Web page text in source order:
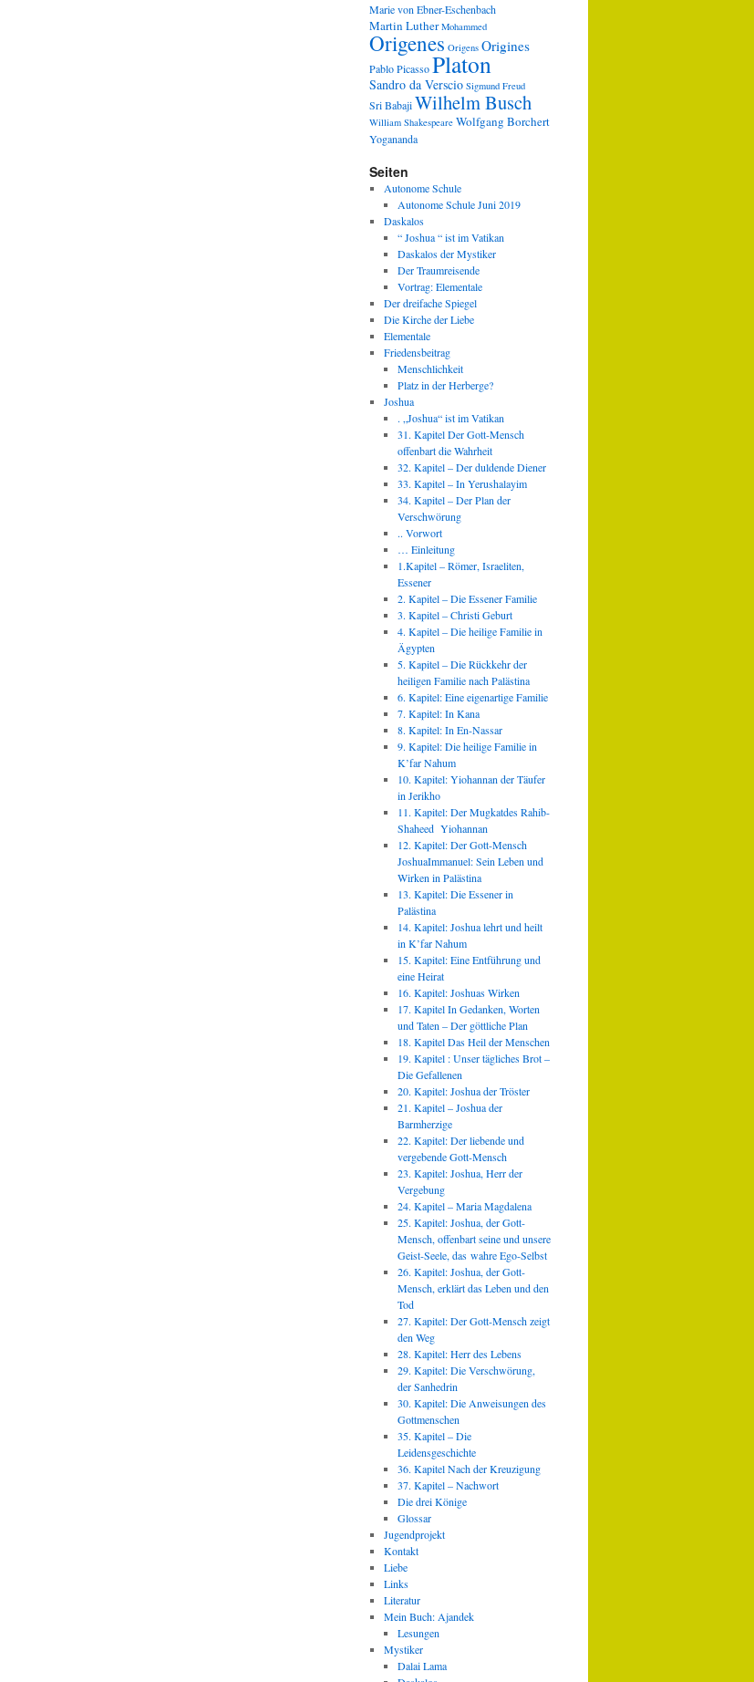
Marie von Ebner-Eschenbach
Martin Luther Mohammed
Origenes Origens Origines
Pablo PicassoPlaton
Sandro da Verscio Sigmund Freud
Sri BabajiWilhelm Busch
William Shakespeare Wolfgang Borchert
Yogananda
Seiten
Autonome Schule
Autonome Schule Juni 2019
Daskalos
“ Joshua “ ist im Vatikan
Daskalos der Mystiker
Der Traumreisende
Vortrag: Elementale
Der dreifache Spiegel
Die Kirche der Liebe
Elementale
Friedensbeitrag
Menschlichkeit
Platz in der Herberge?
Joshua
. „Joshua“ ist im Vatikan
31. Kapitel Der Gott-Mensch
offenbart die Wahrheit
32. Kapitel – Der duldende Diener
33. Kapitel – In Yerushalayim
34. Kapitel – Der Plan der
Verschwörung
.. Vorwort
… Einleitung
1.Kapitel – Römer, Israeliten,
Essener
2. Kapitel – Die Essener Familie
3. Kapitel – Christi Geburt
4. Kapitel – Die heilige Familie in
Ägypten
5. Kapitel – Die Rückkehr der
heiligen Familie nach Palästina
6. Kapitel: Eine eigenartige Familie
7. Kapitel: In Kana
8. Kapitel: In En-Nassar
9. Kapitel: Die heilige Familie in
K’far Nahum
10. Kapitel: Yiohannan der Täufer
in Jerikho
11. Kapitel: Der Mugkatdes Rahib-
Shaheed Yiohannan
12. Kapitel: Der Gott-Mensch
JoshuaImmanuel: Sein Leben und
Wirken in Palästina
13. Kapitel: Die Essener in
Palästina
14. Kapitel: Joshua lehrt und heilt
in K’far Nahum
15. Kapitel: Eine Entführung und
eine Heirat
16. Kapitel: Joshuas Wirken
17. Kapitel In Gedanken, Worten
und Taten – Der göttliche Plan
18. Kapitel Das Heil der Menschen
19. Kapitel : Unser tägliches Brot –
Die Gefallenen
20. Kapitel: Joshua der Tröster
21. Kapitel – Joshua der
Barmherzige
22. Kapitel: Der liebende und
vergebende Gott-Mensch
23. Kapitel: Joshua, Herr der
Vergebung
24. Kapitel – Maria Magdalena
25. Kapitel: Joshua, der Gott-
Mensch, offenbart seine und unsere
Geist-Seele, das wahre Ego-Selbst
26. Kapitel: Joshua, der Gott-
Mensch, erklärt das Leben und den
Tod
27. Kapitel: Der Gott-Mensch zeigt
den Weg
28. Kapitel: Herr des Lebens
29. Kapitel: Die Verschwörung,
der Sanhedrin
30. Kapitel: Die Anweisungen des
Gottmenschen
35. Kapitel – Die
Leidensgeschichte
36. Kapitel Nach der Kreuzigung
37. Kapitel – Nachwort
Die drei Könige
Glossar
Jugendprojekt
Kontakt
Liebe
Links
Literatur
Mein Buch: Ajandek
Lesungen
Mystiker
Dalai Lama